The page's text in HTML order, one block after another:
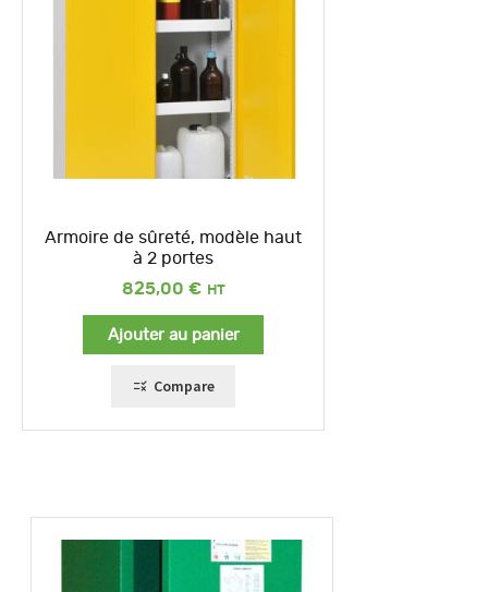
Armoire de sûreté, modèle haut
à 2 portes
825,00 €
Ajouter au panier
Compare